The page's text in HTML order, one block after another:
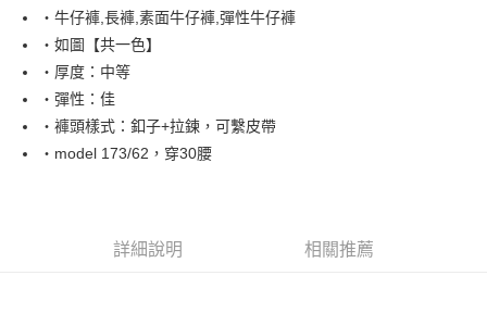
街口支付
悠遊付
Google Pay
AFTEE先享後付
１．簡單：不需註冊會員、不需綁卡、不需儲值。
‧牛仔褲,長褲,素面牛仔褲,彈性牛仔褲
‧如圖【共一色】
‧厚度：中等
‧彈性：佳
‧褲頭樣式：釦子+拉鍊，可繫皮帶
‧model 173/62，穿30腰
詳細說明 相關推薦